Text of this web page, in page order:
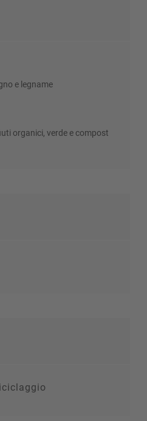
e legname
organici, verde e compost